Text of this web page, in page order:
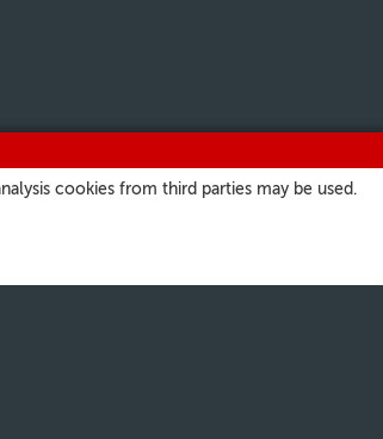
cookies from third parties may be used.